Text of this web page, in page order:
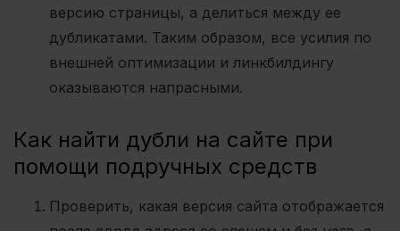
версию страницы, а делиться между ее
дубликатами. Таким образом, все усилия по
внешней оптимизации и линкбилдингу
оказываются напрасными.
Как найти дубли на сайте при
помощи подручных средств
Проверить, какая версия сайта отображается